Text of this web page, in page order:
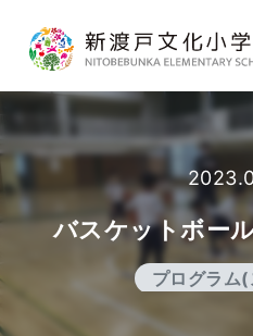
学校紹介
教育内容
学校生活
バスケットボー
プログラム